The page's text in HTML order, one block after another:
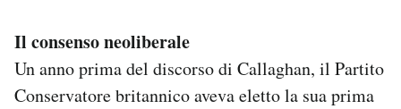
Il consenso neoliberale
Un anno prima del discorso di Callaghan, il Partito
Conservatore britannico aveva eletto la sua prima